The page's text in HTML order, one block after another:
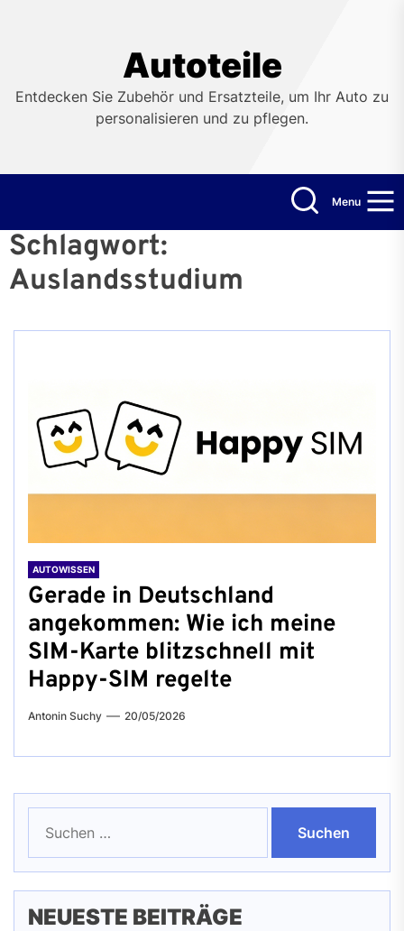
Autoteile
Entdecken Sie Zubehör und Ersatzteile, um Ihr Auto zu
personalisieren und zu pflegen.
Menu
Schlagwort:
Auslandsstudium
AUTOWISSEN
Gerade in Deutschland
angekommen: Wie ich meine
SIM-Karte blitzschnell mit
Happy-SIM regelte
Antonin Suchy 20/05/2026
nach:
NEUESTE BEITRÄGE